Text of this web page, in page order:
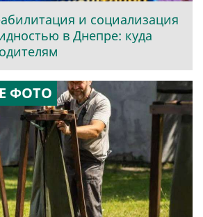
и социализация
в Днепре: куда
ФОТО